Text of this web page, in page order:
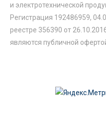
и электротехнической
Регистрация 192486959,
реестре 356390 от
являются публичной